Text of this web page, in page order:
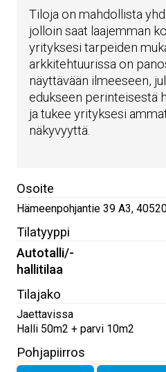
Tiloja on mahdollista
jolloin saat laajemman
yrityksesi tarpeiden
arkkitehtuurissa on
näyttävään ilmeeseen,
edukseen perinteisestä
ja tukee yrityksesi
näkyvyyttä.
Osoite
Hämeenpohjantie 39 A3,
Tilatyyppi
Autotalli/-
hallitilaa
Tilajako
Jaettavissa
Halli 50m2 + parvi 10m2
Pohjapiirros